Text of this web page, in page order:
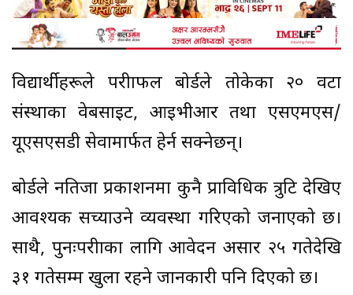
विद्यार्थीहरूले परीक्षाफल बोर्डले तोकेका २० वटा
संस्थाका वेबसाइट, आइभीआर तथा एसएमएस/
यूएसएसडी सेवामार्फत हेर्न सक्नेछन्।
बोर्डले नतिजा प्रकाशनमा कुनै प्राविधिक त्रुटि देखिए
आवश्यक सच्याउने व्यवस्था गरिएको जनाएको छ।
साथै, पुनःपरीक्षाका लागि आवेदन असार २५ गतेदेखि
३१ गतेसम्म खुला रहने जानकारी पनि दिएको छ।